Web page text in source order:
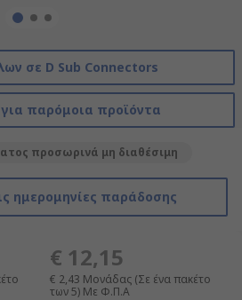
σε D Sub Connectors
παρόμοια προϊόντα
προσωρινά μη διαθέσιμη
ημερομηνίες παράδοσης
€ 12,15
€ 2,43 Μονάδας (Σε ένα πακέτο
των 5) Με Φ.Π.Α